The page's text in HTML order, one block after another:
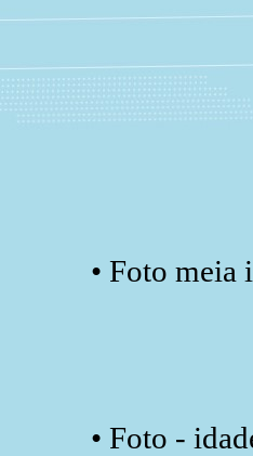
• Foto meia
• Foto -